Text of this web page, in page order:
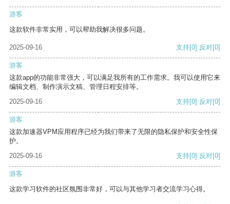
游客
这款软件非常实用，可以帮助我解决很多问题。
2025-09-16 支持[0] 反对[0]
游客
这款app的功能非常强大，可以满足我所有的工作需求。我可以使用它来
编辑文档、制作演示文稿、管理日程安排等。
2025-09-16
支持[0] 反对[0]
游客
这款加速器VPM应用程序已经为我们带来了无限的隐私保护和安全性保
护。
2025-09-16
支持[0] 反对[0]
游客
这款学习软件的社区氛围非常好，可以与其他学习者交流学习心得。